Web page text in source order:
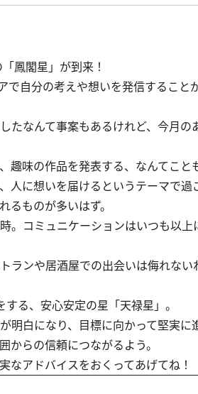
鳳閣星」が到来！
自分の考えや想いを発信すること
なんて事案もあるけれど、今月の
趣味の作品を発表する、なんてこと
に想いを届けるというテーマで過
ものが多いはず。
。コミュニケーションはいつも以
ンや居酒屋での出会いは侮れない
る、安心安定の星「天禄星」。
白になり、目標に向かって堅実に
らの信頼につながるよう。
アドバイスをおくってあげてね！